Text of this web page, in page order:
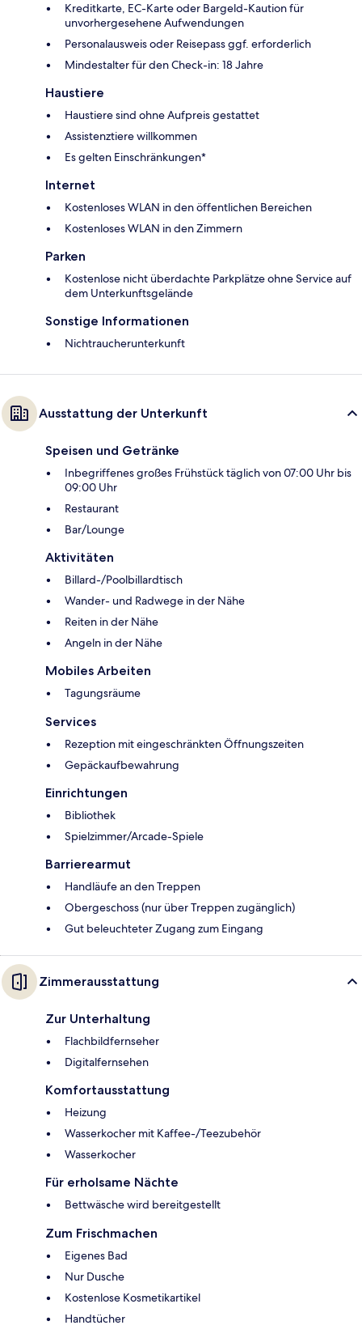
Kreditkarte, EC-Karte oder Bargeld-Kaution für
unvorhergesehene Aufwendungen
Personalausweis oder Reisepass ggf. erforderlich
Mindestalter für den Check-in: 18 Jahre
Haustiere
Haustiere sind ohne Aufpreis gestattet
Assistenztiere willkommen
Es gelten Einschränkungen*
Internet
Kostenloses WLAN in den öffentlichen Bereichen
Kostenloses WLAN in den Zimmern
Parken
Kostenlose nicht überdachte Parkplätze ohne Service auf
dem Unterkunftsgelände
Sonstige Informationen
Nichtraucherunterkunft
Ausstattung der Unterkunft
Speisen und Getränke
Inbegriffenes großes Frühstück täglich von 07:00 Uhr bis
09:00 Uhr
Restaurant
Bar/Lounge
Aktivitäten
Billard-/Poolbillardtisch
Wander- und Radwege in der Nähe
Reiten in der Nähe
Angeln in der Nähe
Mobiles Arbeiten
Tagungsräume
Services
Rezeption mit eingeschränkten Öffnungszeiten
Gepäckaufbewahrung
Einrichtungen
Bibliothek
Spielzimmer/Arcade-Spiele
Barrierearmut
Handläufe an den Treppen
Obergeschoss (nur über Treppen zugänglich)
Gut beleuchteter Zugang zum Eingang
Zimmerausstattung
Zur Unterhaltung
Flachbildfernseher
Digitalfernsehen
Komfortausstattung
Heizung
Wasserkocher mit Kaffee-/Teezubehör
Wasserkocher
Für erholsame Nächte
Bettwäsche wird bereitgestellt
Zum Frischmachen
Eigenes Bad
Nur Dusche
Kostenlose Kosmetikartikel
Handtücher